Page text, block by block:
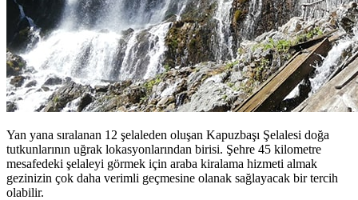
Yan yana sıralanan 12 şelaleden oluşan Kapuzbaşı Şelalesi doğa
tutkunlarının uğrak lokasyonlarından birisi. Şehre 45 kilometre
mesafedeki şelaleyi görmek için araba kiralama hizmeti almak
gezinizin çok daha verimli geçmesine olanak sağlayacak bir tercih
olabilir.